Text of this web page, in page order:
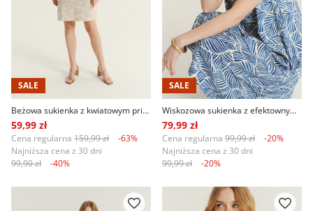
SALE
Beżowa sukienka z kwiatowym printem
59,99 zł
Cena regularna 159,99 zł
-63%
Najniższa cena z 30 dni
99,90 zł
-40%
SALE
Wiskozowa sukienka z efektownym niebieskim printem
79,99 zł
Cena regularna 99,99 zł
-20%
Najniższa cena z 30 dni
99,99 zł
-20%